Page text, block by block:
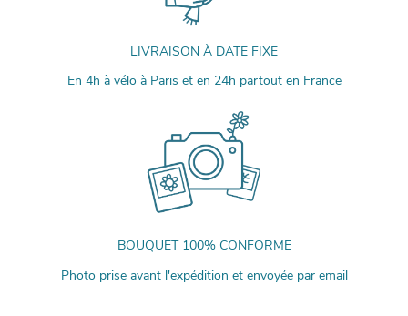
LIVRAISON À DATE FIXE
En 4h à vélo à Paris et en 24h partout en France
BOUQUET 100% CONFORME
Photo prise avant l'expédition et envoyée par email